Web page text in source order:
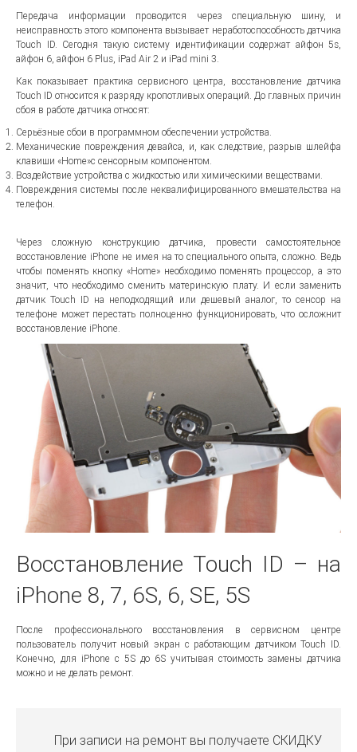
Передача информации проводится через специальную шину, и
неисправность этого компонента вызывает неработоспособность датчика
Touch ID. Сегодня такую систему идентификации содержат айфон 5s,
айфон 6, айфон 6 Plus, iPad Air 2 и iPad mini 3.
Как показывает практика сервисного центра, восстановление датчика
Touch ID относится к разряду кропотливых операций. До главных причин
сбоя в работе датчика относят:
Серьёзные сбои в программном обеспечении устройства.
Механические повреждения девайcа, и, как следствие, разрыв шлейфа
клавиши «Home»с сенсорным компонентом.
Воздействие устройства с жидкостью или химическими веществами.
Повреждения системы после неквалифицированного вмешательства на
телефон.
Через сложную конструкцию датчика, провести самостоятельное
восстановление iPhone не имея на то специального опыта, сложно. Ведь
чтобы поменять кнопку «Home» необходимо поменять процессор, а это
значит, что необходимо сменить материнскую плату. И если заменить
датчик Touch ID на неподходящий или дешевый аналог, то сенсор на
телефоне может перестать полноценно функционировать, что осложнит
восстановление iPhone.
Восстановление Touch ID – на
iPhone 8, 7, 6S, 6, SE, 5S
После профессионального восстановления в сервисном центре
пользователь получит новый экран с работающим датчиком Touch ID.
Конечно, для iPhone с 5S до 6S учитывая стоимость замены датчика
можно и не делать ремонт.
При записи на ремонт вы получаете СКИДКУ